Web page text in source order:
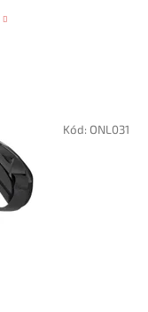
Kód: ONL031